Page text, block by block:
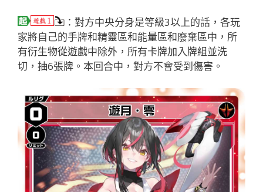
：對方中央分身是等級3以上的話，各玩
家將自己的手牌和精靈區和能量區和廢棄區中，所
有衍生物從遊戲中除外，所有卡牌加入牌組並洗
切，抽6張牌。本回合中，對方不會受到傷害。